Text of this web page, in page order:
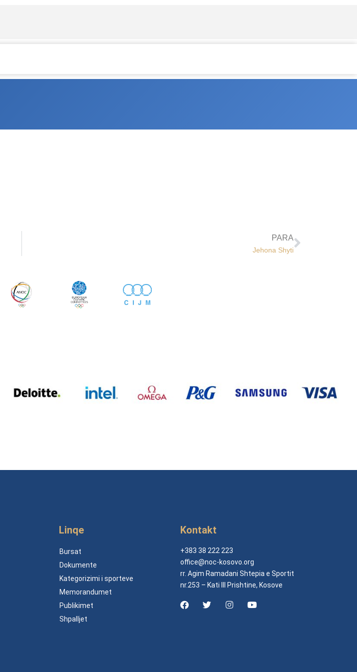
PARA
Jehona Shyti
Linqe
Bursat
Dokumente
Kategorizimi i sporteve
Memorandumet
Publikimet
Shpalljet
Kontakt
+383 38 222 223
office@noc-kosovo.org
rr. Agim Ramadani Shtepia e Sportit
nr.253 – Kati III Prishtine, Kosove